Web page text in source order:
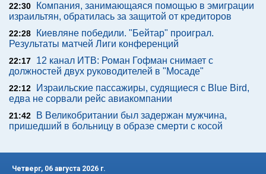
22:30
Компания, занимающаяся помощью в эмиграции
израильтян, обратилась за защитой от кредиторов
22:28
Киевляне победили. "Бейтар" проиграл.
Результаты матчей Лиги конференций
22:17
12 канал ИТВ: Роман Гофман снимает с
должностей двух руководителей в "Мосаде"
22:12
Израильские пассажиры, судящиеся с Blue Bird,
едва не сорвали рейс авиакомпании
21:42
В Великобритании был задержан мужчина,
пришедший в больницу в образе смерти с косой
Четверг, 06 августа 2026 г.